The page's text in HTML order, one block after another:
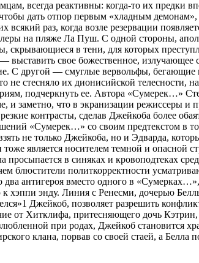
всегда реактивны: когда-то их предки
дать отпор первым «хладным
всякий раз, когда возле резервации
на пляже Ла Пуш. С одной стороны,
скрывающиеся в тени, для которых
выставить свое божественное, излучающее
С другой — смуглые вервольфы, бегающие
не стесняло их дионисийской телесности,
подчеркнуть ее. Автора «Сумерек…»
и заметно, что в экранизации режиссеры и
контрасты, сделав Джейкоба более
«Сумерек…» со своим предтекстом в
не только Джейкоба, но и Эдварда,
является носителем темной и опасной
просыпается в синяках и кровоподтеках
блюстители политкорректности
два антигероя вместо одного в
хэппи энду. Линия с Ренесми, дочерью
Джейкоб, позволяет разрешить
от Хитклифа, притесняющего дочь Кэтрин,
при родах, Джейкоб становится
клана, порвав со своей стаей, а Белла